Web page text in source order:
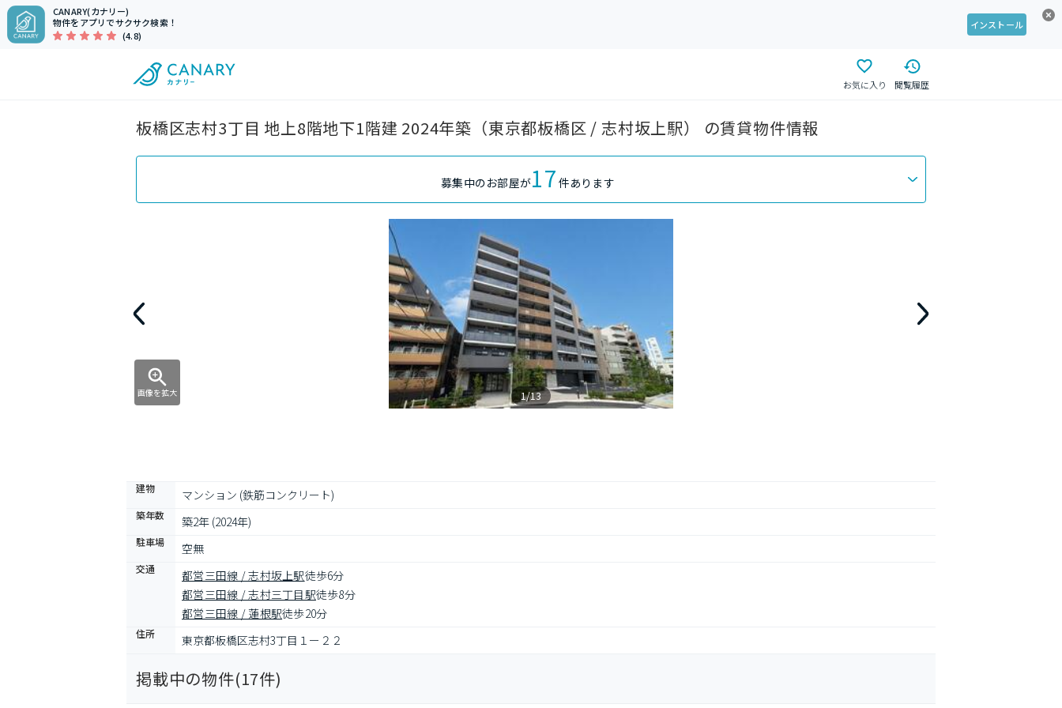
CANARY(カナリー)
物件をアプリでサクサク検索！
(4.8)
インストール
お気に入り 閲覧履歴
板橋区志村3丁目 地上8階地下1階建 2024年築（東京都板橋区 / 志村坂上駅） の賃貸物件情報
募集中のお部屋が17 件あります
画像を拡大 1/13
建物 マンション (鉄筋コンクリート)
築年数 築2年 (2024年)
駐車場 空無
交通 都営三田線 / 志村坂上駅徒歩6分
都営三田線 / 志村三丁目駅徒歩8分
都営三田線 / 蓮根駅徒歩20分
住所 東京都板橋区志村3丁目１ー２２
掲載中の物件(17件)